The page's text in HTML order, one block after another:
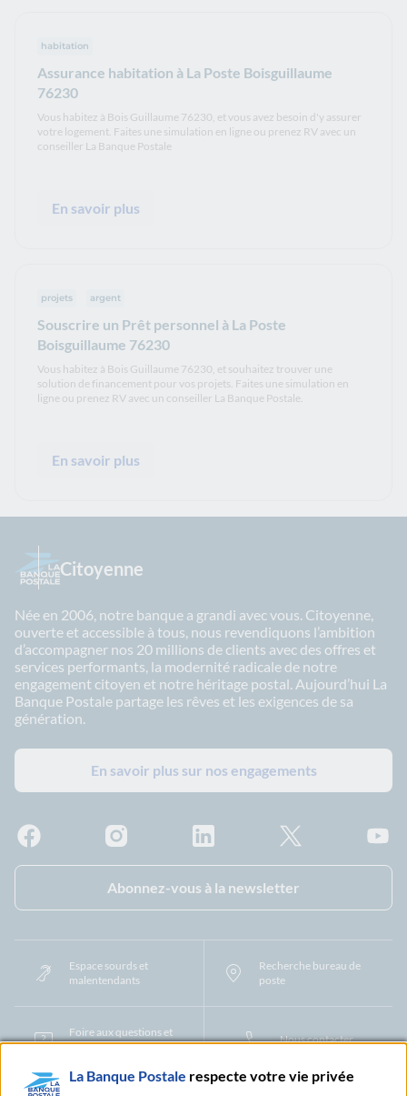
Assurance habitation à La Poste Boisguillaume
76230
habitation
Vous habitez à Bois Guillaume 76230, et vous avez besoin d'y assurer
votre logement. Faites une simulation en ligne ou prenez RV avec un
conseiller La Banque Postale
En savoir plus
Souscrire un Prêt personnel à La Poste
Boisguillaume 76230
projets argent
Vous habitez à Bois Guillaume 76230, et souhaitez trouver une
solution de financement pour vos projets. Faites une simulation en
ligne ou prenez RV avec un conseiller La Banque Postale.
En savoir plus
Citoyenne
Née en 2006, notre banque a grandi avec vous. Citoyenne,
ouverte et accessible à tous, nous revendiquons l’ambition
d’accompagner nos 20 millions de clients avec des offres et
services performants, la modernité radicale de notre
engagement citoyen et notre héritage postal. Aujourd’hui La
Banque Postale partage les rêves et les exigences de sa
génération.
En savoir plus sur nos engagements
Abonnez-vous à la newsletter
Espace sourds et
malentendants
Recherche bureau de
poste
Foire aux questions et
centre d'aide
Nous contacter
La Banque Postale respecte votre vie privée